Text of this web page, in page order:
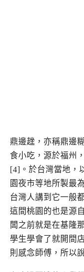
鼎邊趖，亦稱鼎邊
食小吃，源於福州
[4]。於台灣當地，
園夜市等地所製最
台灣人講到它一般
這間桃園的也是源
闆之前就是在基隆
學生學會了就開間
則感念師傅，所以